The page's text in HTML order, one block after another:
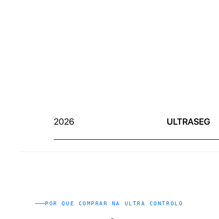
2026 ULTRASEG
POR QUE COMPRAR NA ULTRA CONTROLO